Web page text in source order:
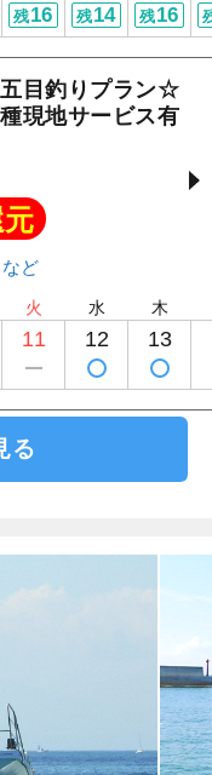
残16 残14 残16
目釣りプラン☆
現地サービス有
火
11
水
12
木
13
る